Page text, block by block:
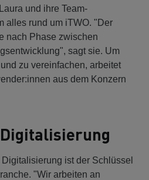
und ihre Team-
alles rund um iTWO. "Der
nach Phase zwischen
sagt sie. Um
zu vereinfachen, arbeitet
aus dem Konzern
Digitalisierung ist der Schlüssel
"Wir arbeiten an